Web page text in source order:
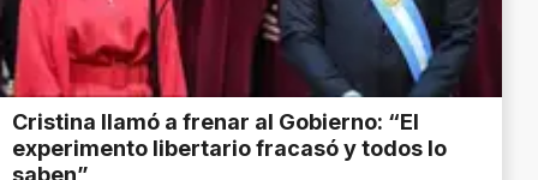
Cristina llamó a frenar al Gobierno: “El
experimento libertario fracasó y todos lo